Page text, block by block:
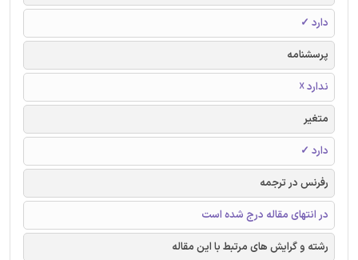
دارد ✓
پرسشنامه
ندارد ☓
متغیر
دارد ✓
رفرنس در ترجمه
در انتهای مقاله درج شده است
رشته و گرایش های مرتبط با این مقاله